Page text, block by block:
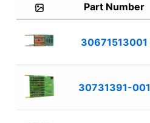
Part Number
30671513001
30731391-001